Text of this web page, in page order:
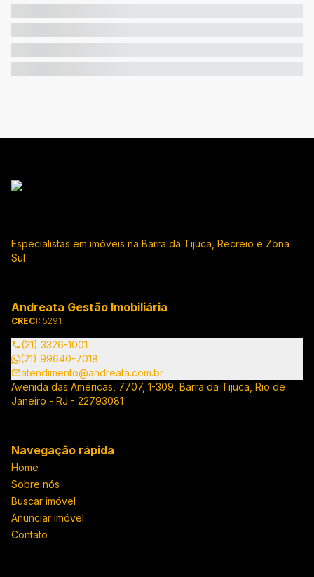
Especialistas em imóveis na Barra da Tijuca, Recreio e Zona
Sul
Andreata Gestão Imobiliária
CRECI: 5291
(21) 3326-1001
(21) 99640-7018
atendimento@andreata.com.br
Avenida das Américas, 7707, 1-309, Barra da Tijuca, Rio de
Janeiro - RJ - 22793081
Navegação rápida
Home
Sobre nós
Buscar imóvel
Anunciar imóvel
Contato